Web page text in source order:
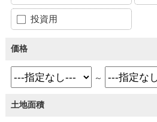
投資用
価格
～
土地面積